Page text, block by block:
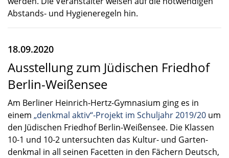
Abstands- und Hygie­ne­re­geln hin.
18.09.2020
Ausstellung zum Jüdischen Friedhof
Berlin-Weißensee
Am Berli­ner Heinrich-Hertz-Gymnasium ging es in
einem „denkmal aktiv“-Projekt im Schul­jahr 2019/20 um
den Jüdischen Fried­hof Berlin-Weißensee. Die Klassen
10-1 und 10-2 unter­such­ten das Kultur- und Garten­
denk­mal in all seinen Facet­ten in den Fächern Deutsch,